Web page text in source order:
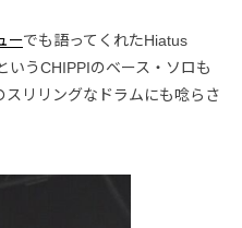
ーでも語ってくれたHiatus
いうCHIPPIのベース・ソロも
リリングなドラムにも唸らさ